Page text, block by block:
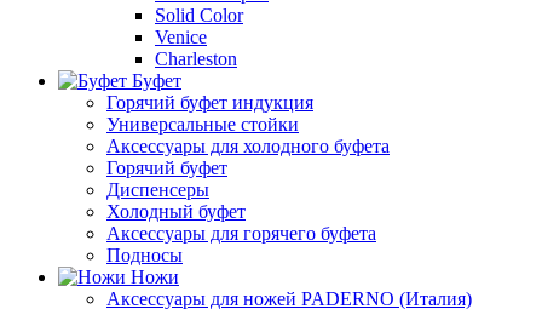
Solid Color
Venice
Сharleston
Буфет
Горячий буфет индукция
Универсальные стойки
Аксессуары для холодного буфета
Горячий буфет
Диспенсеры
Холодный буфет
Аксессуары для горячего буфета
Подносы
Ножи
Аксессуары для ножей PADERNO (Италия)